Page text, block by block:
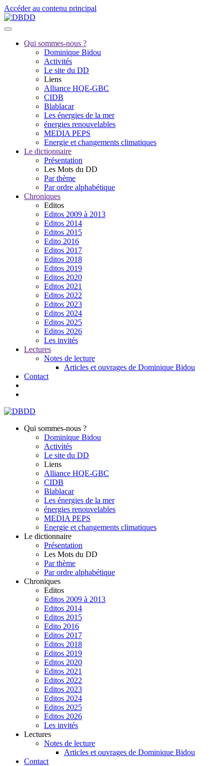
Accéder au contenu principal
Qui sommes-nous ?
Dominique Bidou
Activités
Le site du DD
Liens
Alliance HQE-GBC
CIDB
Blablacar
Les énergies de la mer
énergies renouvelables
MEDIA PEPS
Energie et changements climatiques
Le dictionnaire
Présentation
Les Mots du DD
Par thème
Par ordre alphabétique
Chroniques
Editos
Editos 2009 à 2013
Editos 2014
Editos 2015
Edito 2016
Editos 2017
Editos 2018
Editos 2019
Editos 2020
Editos 2021
Editos 2022
Editos 2023
Editos 2024
Editos 2025
Editos 2026
Les invités
Lectures
Notes de lecture
Articles et ouvrages de Dominique Bidou
Contact
Qui sommes-nous ?
Dominique Bidou
Activités
Le site du DD
Liens
Alliance HQE-GBC
CIDB
Blablacar
Les énergies de la mer
énergies renouvelables
MEDIA PEPS
Energie et changements climatiques
Le dictionnaire
Présentation
Les Mots du DD
Par thème
Par ordre alphabétique
Chroniques
Editos
Editos 2009 à 2013
Editos 2014
Editos 2015
Edito 2016
Editos 2017
Editos 2018
Editos 2019
Editos 2020
Editos 2021
Editos 2022
Editos 2023
Editos 2024
Editos 2025
Editos 2026
Les invités
Lectures
Notes de lecture
Articles et ouvrages de Dominique Bidou
Contact